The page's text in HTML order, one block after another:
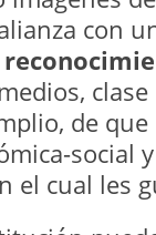
con
de
social
el cual les